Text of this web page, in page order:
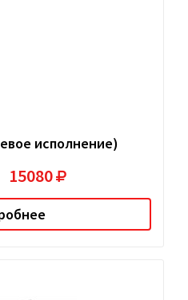
исполнение)
15080